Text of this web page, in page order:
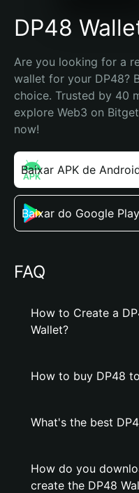
DP48
Are you looking for a
wallet for your DP48?
choice. Trusted by 40
explore Web3 on
now!
Baixar APK de
Baixar do Google Play
FAQ
How to Create a
Wallet?
How to buy DP48
What's the best
How do you
create the DP48